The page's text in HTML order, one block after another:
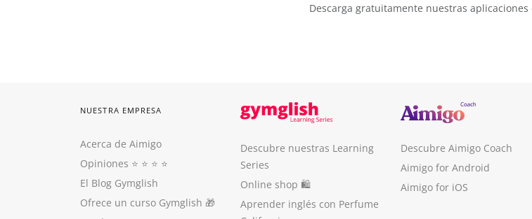
Descarga gratuitamente nuestras aplicaciones
NUESTRA EMPRESA
Acerca de Aimigo
Opiniones ⭐️ ⭐️ ⭐️ ⭐️
El Blog Gymglish
Ofrece un curso Gymglish 🎁
Descubre nuestras Learning
Series
Online shop 🛍
Aprender inglés con Perfume
Descubre Aimigo Coach
Aimigo for Android
Aimigo for iOS